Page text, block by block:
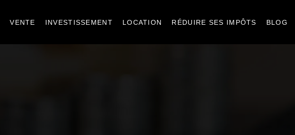
VENTE INVESTISSEMENT LOCATION RÉDUIRE SES IMPÔTS BLOG